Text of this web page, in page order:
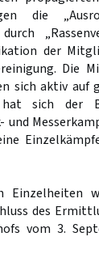
die
der
Die
sich aktiv auf
sich der
und
Einzelheiten
des
vom 3.